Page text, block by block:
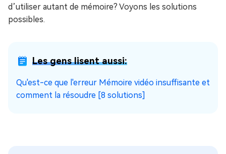
d’utiliser autant de mémoire? Voyons les solutions
possibles.
Les gens lisent aussi:
Qu'est-ce que l'erreur Mémoire vidéo insuffisante et
comment la résoudre [8 solutions]